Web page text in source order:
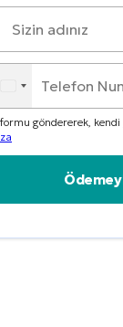
göndererek, kendi